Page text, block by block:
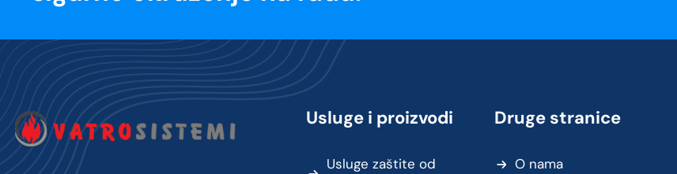
Usluge i proizvodi
Usluge zaštite od
Druge stranice
O nama